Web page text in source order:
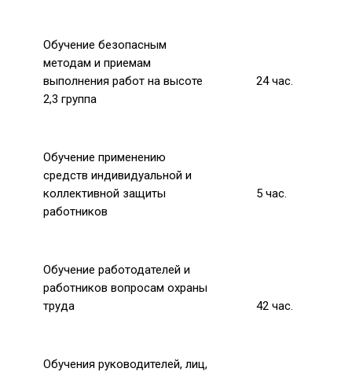
Обучение безопасным
методам и приемам
выполнения работ на высоте
2,3 группа
24час.
Обучение применению
средств индивидуальной и
коллективной защиты
работников
5час.
Обучение работодателей и
работников вопросам охраны
труда
42час.
Обучения руководителей, лиц,